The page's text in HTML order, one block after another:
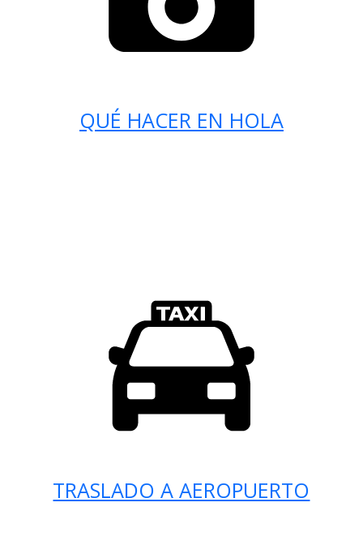
QUÉ HACER EN HOLA
TRASLADO A AEROPUERTO